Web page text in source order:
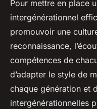
Pour mettre en place
intergénérationnel
promouvoir une
reconnaissance,
compétences de
d’adapter le style de
chaque génération et
intergénérationnelles